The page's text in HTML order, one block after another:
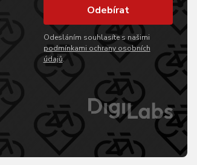
Odebírat
Odesláním souhlasíte s našimi
podmínkami ochrany osobních
údajů.